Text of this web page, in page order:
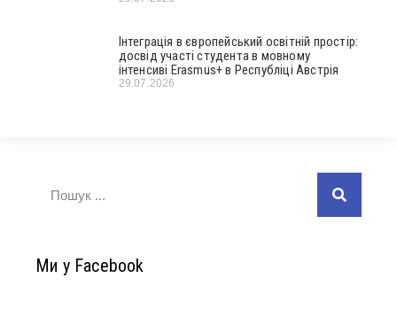
Інтеграція в європейський освітній простір:
досвід участі студента в мовному
інтенсиві Erasmus+ в Республіці Австрія
29.07.2026
Ми у Facebook